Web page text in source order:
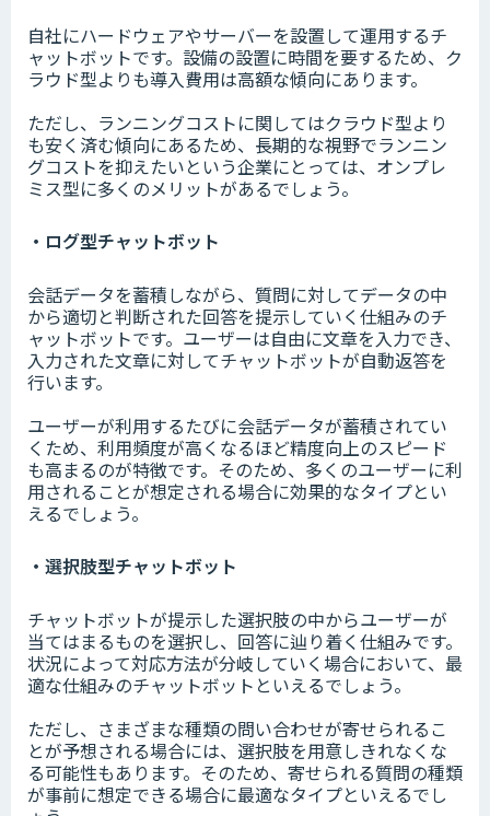
自社にハードウェアやサーバーを設置して運用するチ
ャットボットです。設備の設置に時間を要するため、ク
ラウド型よりも導入費用は高額な傾向にあります。
ただし、ランニングコストに関してはクラウド型より
も安く済む傾向にあるため、長期的な視野でランニン
グコストを抑えたいという企業にとっては、オンプレ
ミス型に多くのメリットがあるでしょう。
・ログ型チャットボット
会話データを蓄積しながら、質問に対してデータの中
から適切と判断された回答を提示していく仕組みのチ
ャットボットです。ユーザーは自由に文章を入力でき、
入力された文章に対してチャットボットが自動返答を
行います。
ユーザーが利用するたびに会話データが蓄積されてい
くため、利用頻度が高くなるほど精度向上のスピード
も高まるのが特徴です。そのため、多くのユーザーに利
用されることが想定される場合に効果的なタイプとい
えるでしょう。
・選択肢型チャットボット
チャットボットが提示した選択肢の中からユーザーが
当てはまるものを選択し、回答に辿り着く仕組みです。
状況によって対応方法が分岐していく場合において、最
適な仕組みのチャットボットといえるでしょう。
ただし、さまざまな種類の問い合わせが寄せられるこ
とが予想される場合には、選択肢を用意しきれなくな
る可能性もあります。そのため、寄せられる質問の種類
が事前に想定できる場合に最適なタイプといえるでし